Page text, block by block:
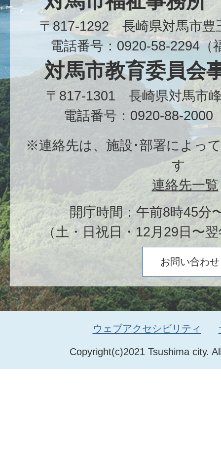
〒817-1292 長崎県対馬市
電話番号：0920-58-2294（
対馬市教育委員会
〒817-1301 長崎県対馬市
電話番号：0920-88-2000
※連絡先は、施設･部署によっ
す
連絡先一覧
開庁時間：午前8時45分
（土・日祝日・12月29日〜
お問い合わせ
Copyright(c)2021 Tsushima city.
ウェブアクセシビリティ